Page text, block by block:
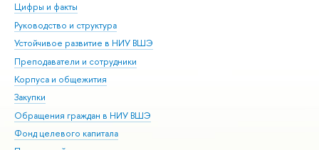
Цифры и факты
Руководство и структура
Устойчивое развитие в НИУ ВШЭ
Преподаватели и сотрудники
Корпуса и общежития
Закупки
Обращения граждан в НИУ ВШЭ
Фонд целевого капитала